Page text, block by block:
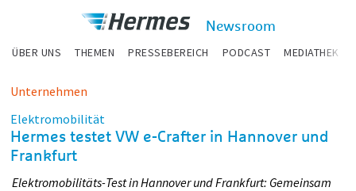
Newsroom
ÜBER UNS THEMEN PRESSEBEREICH PODCAST MEDIATHEK
Unternehmen
Elektromobilität
Hermes testet VW e-Crafter in Hannover und
Frankfurt
Elektromobilitäts-Test in Hannover und Frankfurt: Gemeinsam